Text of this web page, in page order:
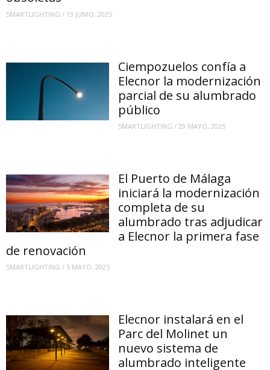
SMARTLIGHTING / 13 JUNIO, 2025
Ciempozuelos confía a
Elecnor la modernización
parcial de su alumbrado
público
SMARTLIGHTING /29 MAYO, 2025
El Puerto de Málaga
iniciará la modernización
completa de su
alumbrado tras adjudicar
a Elecnor la primera fase
de renovación
SMARTLIGHTING / 5 MAYO, 2025
Elecnor instalará en el
Parc del Molinet un
nuevo sistema de
alumbrado inteligente